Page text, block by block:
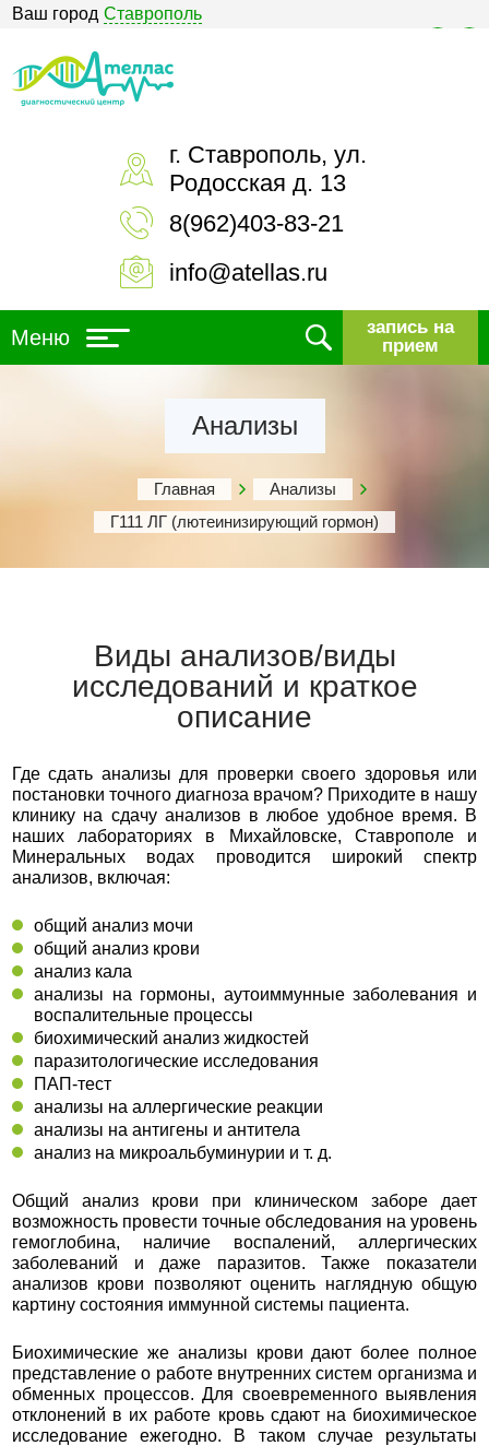
Ваш город Ставрополь
г. Ставрополь, ул.
Родосская д. 13
8(962)403-83-21
info@atellas.ru
Меню
запись на
прием
Анализы
Главная
Анализы
Г111 ЛГ (лютеинизирующий гормон)
Виды анализов/виды
исследований и краткое
описание
Где сдать анализы для проверки своего здоровья или
постановки точного диагноза врачом? Приходите в нашу
клинику на сдачу анализов в любое удобное время. В
наших лабораториях в Михайловске, Ставрополе и
Минеральных водах проводится широкий спектр
анализов, включая:
общий анализ мочи
общий анализ крови
анализ кала
анализы на гормоны, аутоиммунные заболевания и
воспалительные процессы
биохимический анализ жидкостей
паразитологические исследования
ПАП-тест
анализы на аллергические реакции
анализы на антигены и антитела
анализ на микроальбуминурии и т. д.
Общий анализ крови при клиническом заборе дает
возможность провести точные обследования на уровень
гемоглобина, наличие воспалений, аллергических
заболеваний и даже паразитов. Также показатели
анализов крови позволяют оценить наглядную общую
картину состояния иммунной системы пациента.
Биохимические же анализы крови дают более полное
представление о работе внутренних систем организма и
обменных процессов. Для своевременного выявления
отклонений в их работе кровь сдают на биохимическое
исследование ежегодно. В таком случае результаты